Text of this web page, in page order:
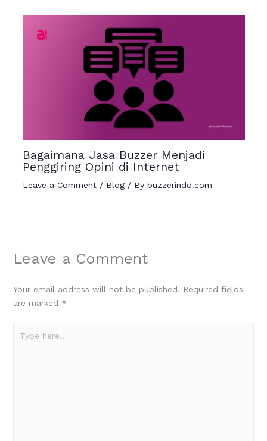
Bagaimana Jasa Buzzer Menjadi
Penggiring Opini di Internet
Leave a Comment / Blog/ By buzzerindo.com
Leave a Comment
Your email address will not be published. Required fields
are marked *
here..